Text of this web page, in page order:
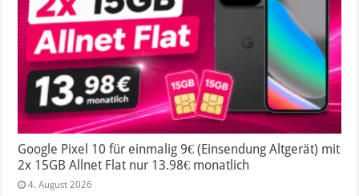
Google Pixel 10 für einmalig 9€ (Einsendung Altgerät) mit
2x 15GB Allnet Flat nur 13.98€ monatlich
4. August 2026